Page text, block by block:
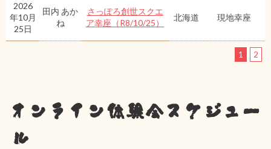
2026
年10月
25日
田内 あか
ね
さっぽろ創世スクエ
ア幸座（R8/10/25）
北海道 現地幸座
1 2
オンライン体験会スケジュー
ル